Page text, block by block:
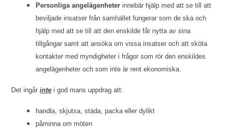
Personliga angelägenheterinnebär hjälp med att se till att
beviljade insatser från samhället fungerar som de ska och
hjälp med att se till att den enskilde får nytta av sina
tillgångar samt att ansöka om vissa insatser och att sköta
kontakter med myndigheter i frågor som rör den enskildes
angelägenheter och som inte är rent ekonomiska.
Det ingårinte i god mans uppdrag att:
handla, skjutsa, städa, packa eller dylikt
påminna om möten